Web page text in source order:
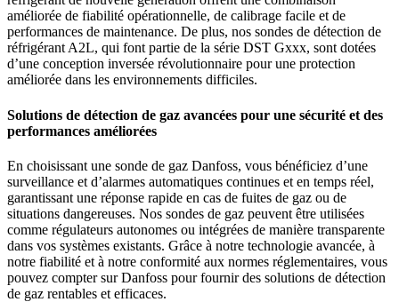
améliorée de fiabilité opérationnelle, de calibrage facile et de
performances de maintenance. De plus, nos sondes de détection de
réfrigérant A2L, qui font partie de la série DST Gxxx, sont dotées
d’une conception inversée révolutionnaire pour une protection
améliorée dans les environnements difficiles.
Solutions de détection de gaz avancées pour une sécurité et des
performances améliorées
En choisissant une sonde de gaz Danfoss, vous bénéficiez d’une
surveillance et d’alarmes automatiques continues et en temps réel,
garantissant une réponse rapide en cas de fuites de gaz ou de
situations dangereuses. Nos sondes de gaz peuvent être utilisées
comme régulateurs autonomes ou intégrées de manière transparente
dans vos systèmes existants. Grâce à notre technologie avancée, à
notre fiabilité et à notre conformité aux normes réglementaires, vous
pouvez compter sur Danfoss pour fournir des solutions de détection
de gaz rentables et efficaces.